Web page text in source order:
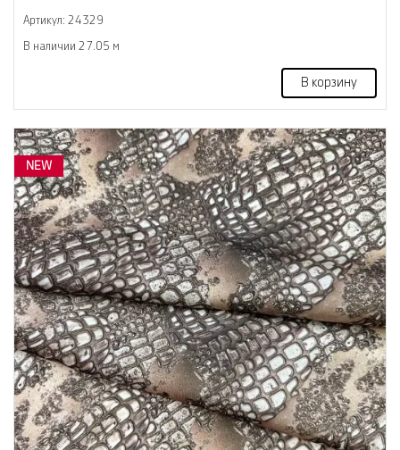
Артикул: 24329
В наличии 27.05 м
В корзину
NEW